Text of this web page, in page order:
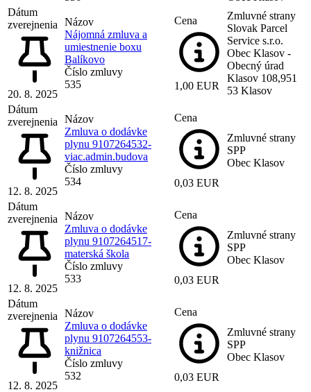
Dátum
zverejnenia
20. 8. 2025
Názov
Nájomná zmluva a
umiestnenie boxu
Balíkovo
Číslo zmluvy
535
Cena
1,00 EUR
Zmluvné strany
Slovak Parcel
Service s.r.o.
Obec Klasov -
Obecný úrad
Klasov 108,951
53 Klasov
Dátum
zverejnenia
12. 8. 2025
Názov
Zmluva o dodávke
plynu 9107264532-
viac.admin.budova
Číslo zmluvy
534
Cena
0,03 EUR
Zmluvné strany
SPP
Obec Klasov
Dátum
zverejnenia
12. 8. 2025
Názov
Zmluva o dodávke
plynu 9107264517-
materská škola
Číslo zmluvy
533
Cena
0,03 EUR
Zmluvné strany
SPP
Obec Klasov
Dátum
zverejnenia
12. 8. 2025
Názov
Zmluva o dodávke
plynu 9107264553-
knižnica
Číslo zmluvy
532
Cena
0,03 EUR
Zmluvné strany
SPP
Obec Klasov